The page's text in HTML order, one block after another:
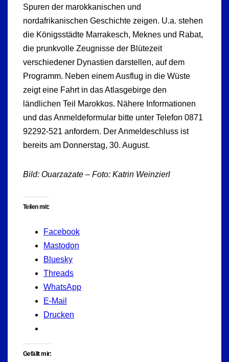
Spuren der marokkanischen und
nordafrikanischen Geschichte zeigen. U.a. stehen
die Königsstädte Marrakesch, Meknes und Rabat,
die prunkvolle Zeugnisse der Blütezeit
verschiedener Dynastien darstellen, auf dem
Programm. Neben einem Ausflug in die Wüste
zeigt eine Fahrt in das Atlasgebirge den
ländlichen Teil Marokkos. Nähere Informationen
und das Anmeldeformular bitte unter Telefon 0871
92292-521 anfordern. Der Anmeldeschluss ist
bereits am Donnerstag, 30. August.
Bild: Ouarzazate – Foto: Katrin Weinzierl
Teilen mit:
Facebook
Mastodon
Bluesky
Threads
WhatsApp
E-Mail
Drucken
Gefällt mir: